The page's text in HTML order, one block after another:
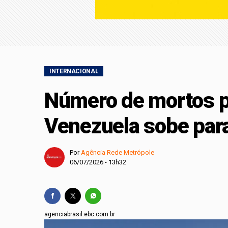
INTERNACIONAL
Número de mortos
Venezuela sobe
PorAgência Rede Metrópole
06/07/2026 - 13h32
agenciabrasil.ebc.com.br